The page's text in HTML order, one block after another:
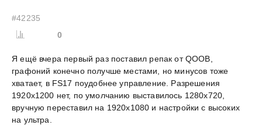
#42235
0
Я ещё вчера первый раз поставил репак от QOOB,
графоний конечно получше местами, но минусов тоже
хватает, в FS17 поудобнее управление. Разрешения
1920x1200 нет, по умолчанию выставилось 1280x720,
вручную переставил на 1920x1080 и настройки с высоких
на ультра.